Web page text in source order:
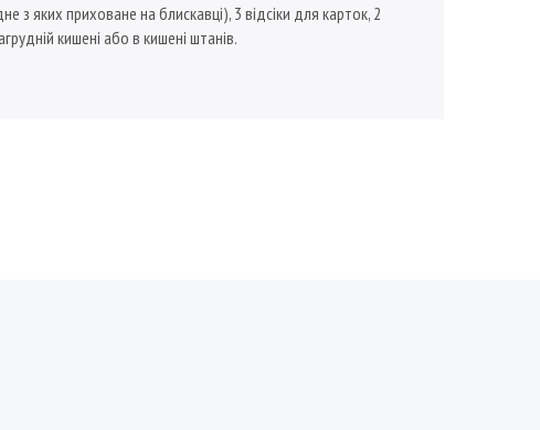
з яких приховане на блискавці), 3 відсіки для карток, 2
кишені або в кишені штанів.